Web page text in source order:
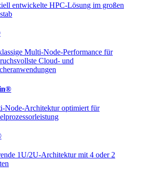
entwickelte HPC-Lösung im großen
Multi-Node-Performance für
Cloud- und
Node-Architektur optimiert für
1U/2U-Architektur mit 4 oder 2